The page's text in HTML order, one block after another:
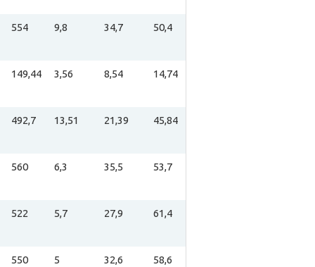
554 9,8 34,7 50,4
149,44 3,56 8,54 14,74
492,7 13,51 21,39 45,84
560 6,3 35,5 53,7
522 5,7 27,9 61,4
550 5 32,6 58,6